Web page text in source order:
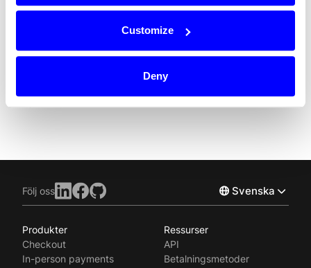
Customize
Deny
SCA
Split Payout
Följ oss Svenska
English
Produkter
Checkout
In-person payments
Ressurser
API
Betalningsmetoder